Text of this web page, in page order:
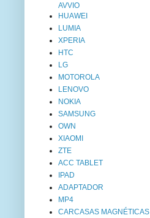
AVVIO
HUAWEI
LUMIA
XPERIA
HTC
LG
MOTOROLA
LENOVO
NOKIA
SAMSUNG
OWN
XIAOMI
ZTE
ACC TABLET
IPAD
ADAPTADOR
MP4
CARCASAS MAGNÉTICAS